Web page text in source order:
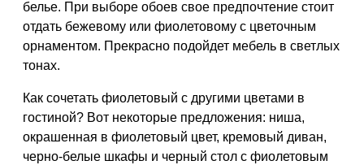
белье. При выборе обоев свое предпочтение стоит
отдать бежевому или фиолетовому с цветочным
орнаментом. Прекрасно подойдет мебель в светлых
тонах.
Как сочетать фиолетовый с другими цветами в
гостиной? Вот некоторые предложения: ниша,
окрашенная в фиолетовый цвет, кремовый диван,
черно-белые шкафы и черный стол с фиолетовым